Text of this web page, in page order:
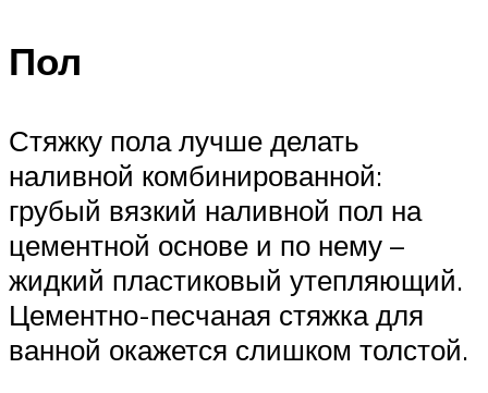
Пол
Стяжку пола лучше делать
наливной комбинированной:
грубый вязкий наливной пол на
цементной основе и по нему –
жидкий пластиковый утепляющий.
Цементно-песчаная стяжка для
ванной окажется слишком толстой.